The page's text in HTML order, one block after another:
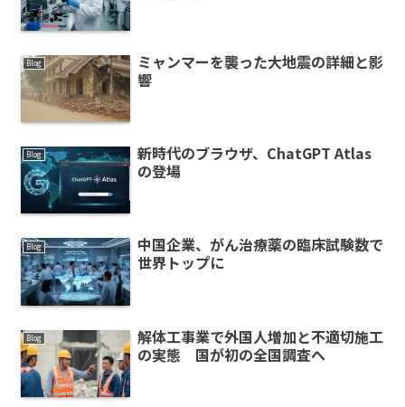
Blog
ミャンマーを襲った大地震の詳細と影
響
Blog
新時代のブラウザ、ChatGPT Atlas
の登場
Blog
中国企業、がん治療薬の臨床試験数で
世界トップに
Blog
解体工事業で外国人増加と不適切施工
の実態 国が初の全国調査へ